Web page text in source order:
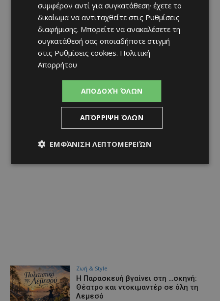
Ζωή & Style
Η Παρασκευή βγαίνει στη …σκηνή:
Θέατρο και ντοκιμαντέρ σε όλη τη
Λεμεσό
συμφέρον αντί για συγκατάθεση· έχετε το
δικαίωμα να αντιταχθείτε στις Ρυθμίσεις
διαφήμισης. Μπορείτε να ανακαλέσετε τη
συγκατάθεσή σας οποιαδήποτε στιγμή
στις Ρυθμίσεις cookies. Πολιτική
Απορρήτου
ΑΠΟΔΟΧΉ ΌΛΩΝ
ΑΠΌΡΡΙΨΗ ΌΛΩΝ
ΕΜΦΆΝΙΣΗ ΛΕΠΤΟΜΕΡΕΙΏΝ